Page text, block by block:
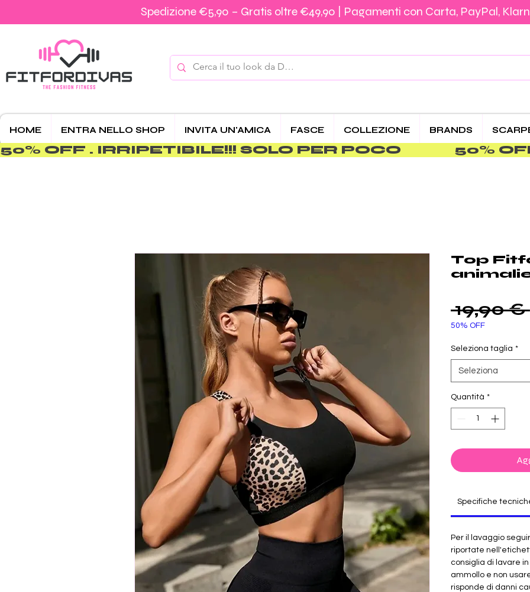
Spedizione €5,90 – Gratis da €39,90 |
Spedizione €5,90 – Gratis oltre €49,90 | Pagamenti con Carta, PayPal,
HOME ENTRA NELLO SHOP INVITA UN'AMICA FASCE COLLEZIONE BRANDS
50% OFF . IRRIPETIBILE!!! SOLO PER POCO
Top
19,90 €
50% OFF
Seleziona taglia *
Seleziona
Quantità *
Specifiche
Per il lavaggio
riportate
consiglia di lavare
ammollo e non
risponde di danni